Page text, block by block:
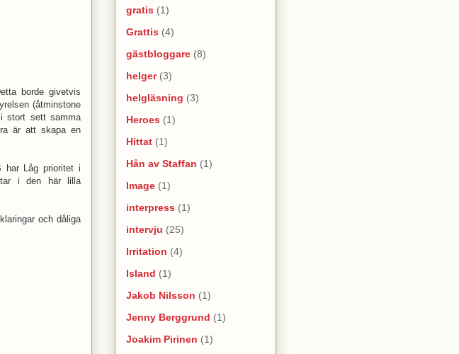
borde givetvis
(åtminstone
stort sett samma
är att skapa en
har Låg prioritet i
i den här lilla
och dåliga
gratis (1)
Grattis (4)
gästbloggare (8)
helger (3)
helgläsning (3)
Heroes (1)
Hittat (1)
Hån av Staffan (1)
Image (1)
interpress (1)
intervju (25)
Irritation (4)
Island (1)
Jakob Nilsson (1)
Jenny Berggrund (1)
Joakim Pirinen (1)